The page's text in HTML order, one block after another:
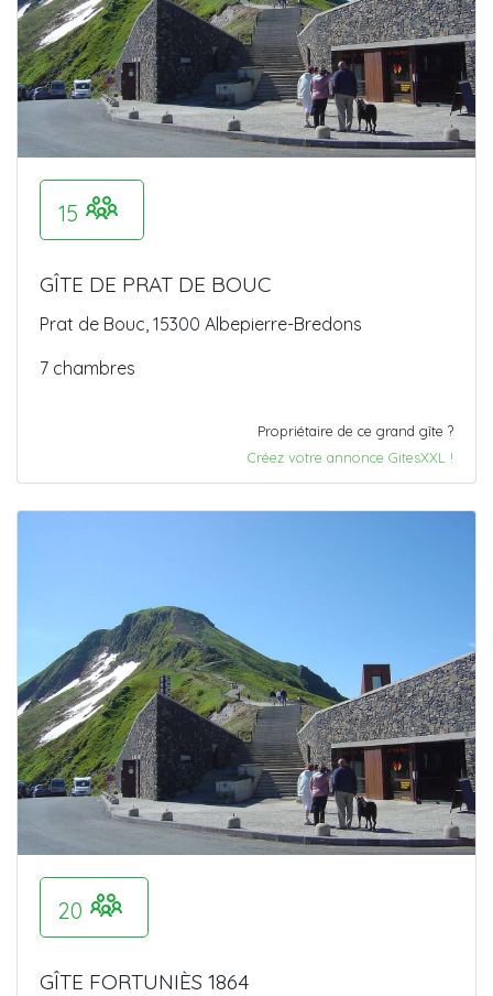
15
GÎTE DE PRAT DE BOUC
Prat de Bouc, 15300 Albepierre-Bredons
7 chambres
Propriétaire de ce grand gîte ?
Créez votre annonce GitesXXL !
20
GÎTE FORTUNIÈS 1864